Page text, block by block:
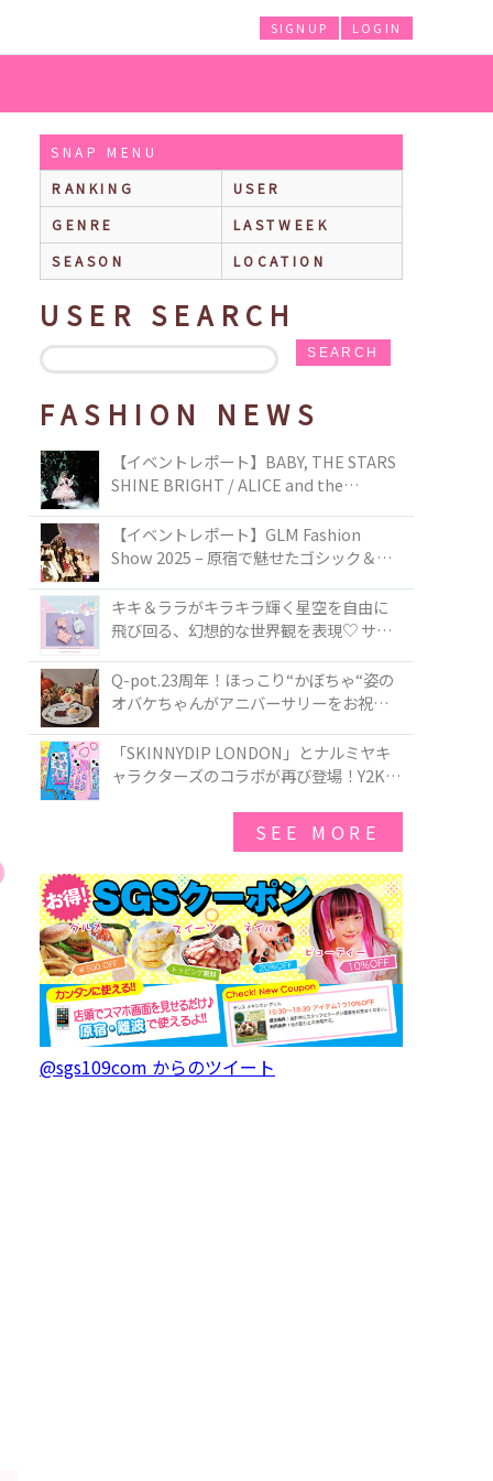
LOGIN
SIGNUP
SNAP MENU
RANKING
USER
GENRE
LASTWEEK
SEASON
LOCATION
USER SEARCH
SEARCH
FASHION NEWS
【イベントレポート】BABY, THE STARS
SHINE BRIGHT / ALICE and the
TOKYO
【イベントレポート】GLM Fashion
Show 2025 – 原宿で魅せたゴシック＆ロ
キキ＆ララがキラキラ輝く星空を自由に
飛び回る、幻想的な世界観を表現♡ サマ
50周年アニバーサリーイヤー』を記念し
たコレクションが登場
Q-pot.23周年！ほっこり“かぼちゃ“姿の
オバケちゃんがアニバーサリーをお祝い
ー」が新発売！Q-pot CAFE.では「かぼち
ゃのオバケーキプレート」も登場
「SKINNYDIP LONDON」とナルミヤキ
ャラクターズのコラボが再び登場！Y2Kム
SEE MORE
@sgs109com からのツイート